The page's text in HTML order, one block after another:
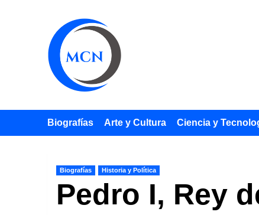
Biografías Arte y Cultura Ciencia y
Biografías Historia y Política
Pedro I, Rey